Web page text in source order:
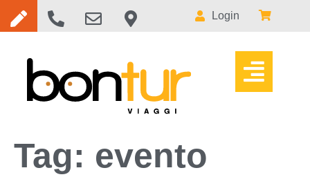
Login
Tag: evento